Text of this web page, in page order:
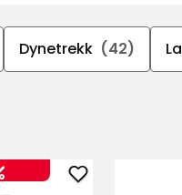
Dynetrekk (42)
Legg